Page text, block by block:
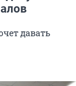
давать